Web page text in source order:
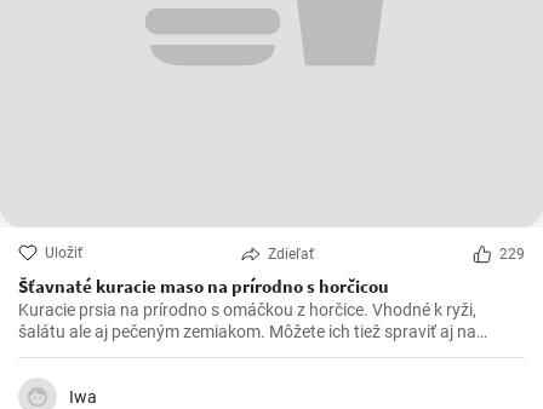
Uložiť Zdieľať 229
Šťavnaté kuracie maso na prírodno s horčicou
Kuracie prsia na prírodno s omáčkou z horčice. Vhodné k ryži,
šalátu ale aj pečeným zemiakom. Môžete ich tiež spraviť aj na
spôsob šťavnatých kuracích rezňov - taktiež na prírodno.
Iwa